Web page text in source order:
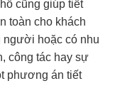
cũng giúp tiết
toàn cho khách
người hoặc có nhu
công tác hay sự
phương án tiết